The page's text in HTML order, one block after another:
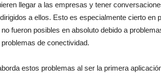
llegar a las empresas y tener
a ellos. Esto es especialmente cierto en
fueron posibles en absoluto debido a
de conectividad.
estos problemas al ser la primera